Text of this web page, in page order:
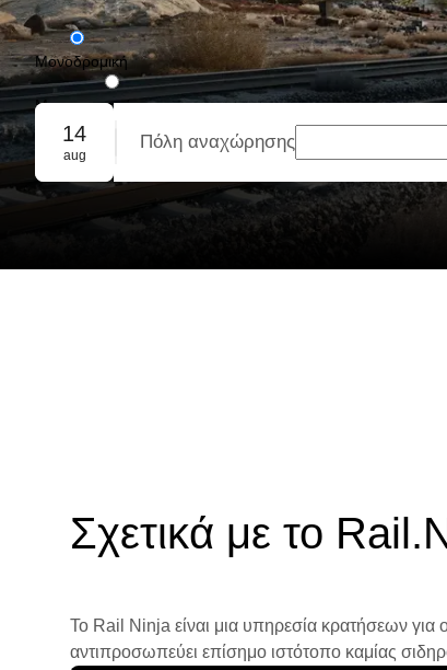
Μονοδρομική
Με επιστροφή
Ομαδική κράτηση
14
aug
Πόλη αναχώρησης
Σχετικά με το
Το Rail Ninja είναι μια υπηρεσία κρατήσεων για
αντιπροσωπεύει επίσημο ιστότοπο καμίας